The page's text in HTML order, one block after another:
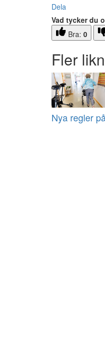
Dela
Vad tycker du
Bra: 0
Fler
Nya regler